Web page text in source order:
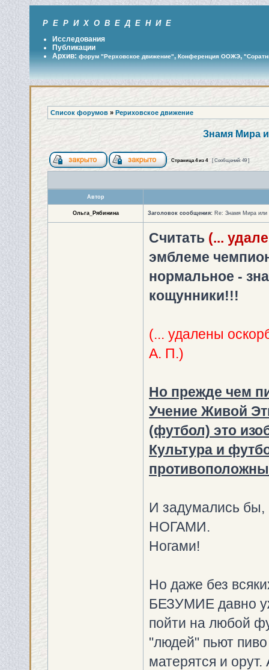
Р Е Р И Х О В Е Д Е Н И Е
Исследования
Публикации
Архив: форум "Рерховское движение", Конференция ООЖЭ,
Список форумов » Рериховское движение
Знамя Мира
Страница4из 4 [ Сообщений: 49 ]
Автор
Ольга_Рябинина Заголовок сообщения: Re: Знамя Мира или
Считать (...
эмблеме
нормальное -
кощунники!!!
(... удалены
А. П.)
Но прежде чем
Учение Живой
(футбол) это
Культура и
И задумались
НОГАМИ.
Ногами!
Но даже без
БЕЗУМИЕ давно
пойти на любой
"людей" пьют
матерятся и